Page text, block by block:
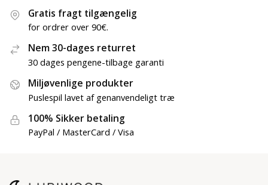
Gratis fragt tilgængelig
for ordrer over 90€.
Nem 30-dages returret
30 dages pengene-tilbage garanti
Miljøvenlige produkter
Puslespil lavet af genanvendeligt træ
100% Sikker betaling
PayPal / MasterCard / Visa